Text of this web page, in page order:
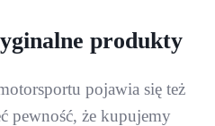
produkty
pojawia się też
pewność, że kupujemy